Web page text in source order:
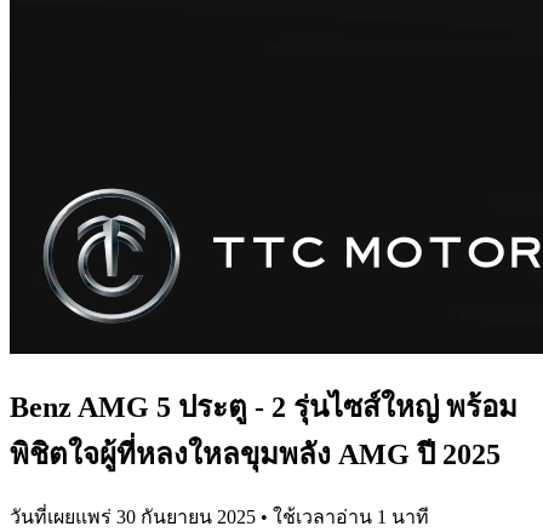
Benz AMG 5 ประตู - 2 รุ่นไซส์ใหญ่ พร้อม
พิชิตใจผู้ที่หลงใหลขุมพลัง AMG ปี 2025
วันที่เผยแพร่ 30 กันยายน 2025 • ใช้เวลาอ่าน 1 นาที